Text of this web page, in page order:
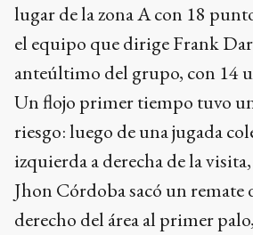
lugar de la zona A con 18
el equipo que dirige Frank
anteúltimo del grupo, con 14
Un flojo primer tiempo tuvo
riesgo: luego de una jugada
izquierda a derecha de la
Jhon Córdoba sacó un remate
derecho del área al primer